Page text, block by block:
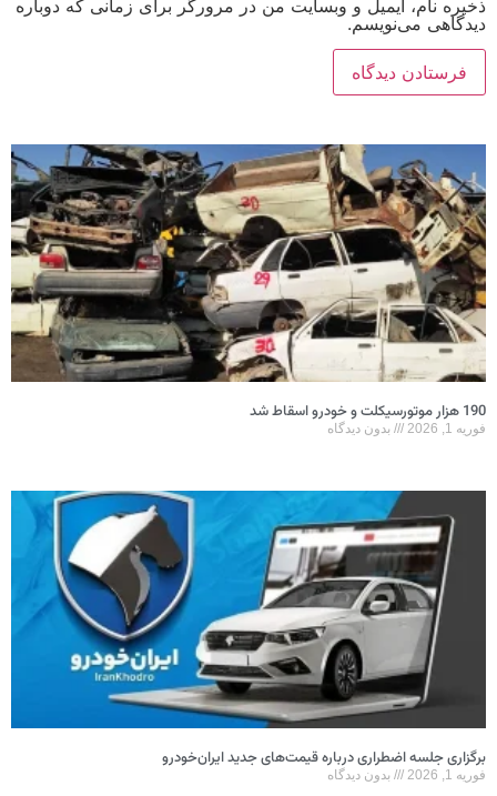
ذخیره نام، ایمیل و وبسایت من در مرورگر برای زمانی که دوباره
دیدگاهی می‌نویسم.
190 هزار موتورسیکلت و خودرو اسقاط شد
فوریه 1, 2026 بدون دیدگاه
برگزاری جلسه اضطراری درباره قیمت‌های جدید ایران‌خودرو
فوریه 1, 2026 بدون دیدگاه